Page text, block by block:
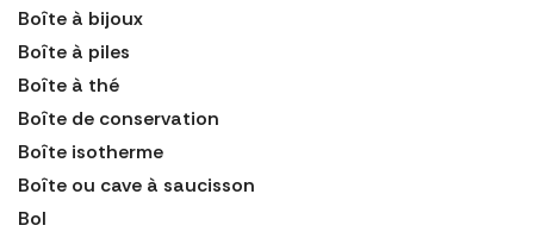
Boîte à bijoux
Boîte à piles
Boîte à thé
Boîte de conservation
Boîte isotherme
Boîte ou cave à saucisson
Bol